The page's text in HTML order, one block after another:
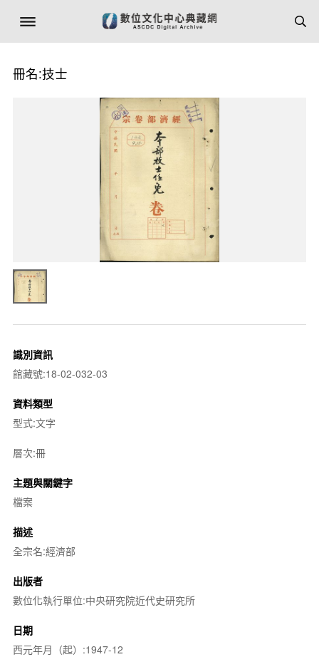
冊名:技士
識別資訊
館藏號:18-02-032-03
資料類型
型式:文字
層次:冊
主題與關鍵字
檔案
描述
全宗名:經濟部
出版者
數位化執行單位:中央研究院近代史研究所
日期
西元年月（起）:1947-12